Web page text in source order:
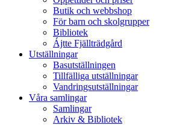
Butik och webbshop
För barn och skolgrupper
Bibliotek
Ájtte Fjällträdgård
Utställningar
Basutställningen
Tillfälliga utställningar
Vandringsutställningar
Våra samlingar
Samlingar
Arkiv & Bibliotek